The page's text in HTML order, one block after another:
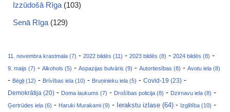
Izzūdošā Rīga (103)
Senā Rīga (129)
11. novembra krastmala (7) - 2022 bildēs (11) - 2023 bildēs (8) - 2024 bildēs (8) -
9. maijs (7) - Alkohols (5) - Aspazijas bulvāris (9) - Autortiesības (8) - Avotu iela (8)
- Bēgļi (12) - Brīvības iela (10) - Bruņinieku iela (5) - Covid-19 (23) -
Demokrātija (20) - Doma laukums (7) - Drošības policija (8) - Dzirnavu iela (8) -
Ģertrūdes iela (6) - Haruki Murakami (9) - Ierakstu izlase (64) - Izglītība (10) -